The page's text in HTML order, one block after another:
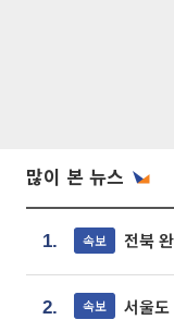
많이 본 뉴스
1. 속보 전북
2. 속보 서울